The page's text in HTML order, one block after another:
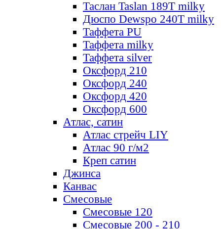
Таслан Taslan 189T milky
Дюспо Dewspo 240T milky
Таффета PU
Таффета milky
Таффета silver
Оксфорд 210
Оксфорд 240
Оксфорд 420
Оксфорд 600
Атлас, сатин
Атлас стрейч LIY
Атлас 90 г/м2
Креп сатин
Джинса
Канвас
Смесовые
Смесовые 120
Смесовые 200 - 210